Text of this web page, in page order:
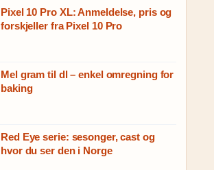
Pixel 10 Pro XL: Anmeldelse, pris og
forskjeller fra Pixel 10 Pro
Mel gram til dl – enkel omregning for
baking
Red Eye serie: sesonger, cast og
hvor du ser den i Norge